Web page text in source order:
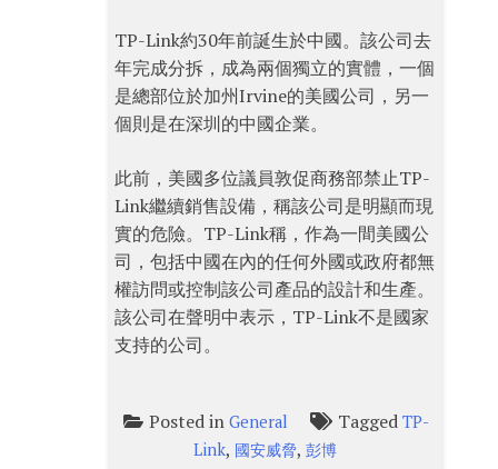
TP-Link約30年前誕生於中國。該公司去
年完成分拆，成為兩個獨立的實體，一個
是總部位於加州Irvine的美國公司，另一
個則是在深圳的中國企業。
此前，美國多位議員敦促商務部禁止TP-
Link繼續銷售設備，稱該公司是明顯而現
實的危險。TP-Link稱，作為一間美國公
司，包括中國在內的任何外國或政府都無
權訪問或控制該公司產品的設計和生產。
該公司在聲明中表示，TP-Link不是國家
支持的公司。
Posted in General Tagged TP-
Link, 國安威脅, 彭博